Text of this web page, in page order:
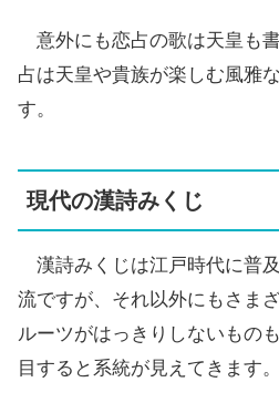
意外にも恋占の歌は天皇も
占は天皇や貴族が楽しむ風雅
す。
現代の漢詩みくじ
漢詩みくじは江戸時代に普
流ですが、それ以外にもさま
ルーツがはっきりしないもの
目すると系統が見えてきます。